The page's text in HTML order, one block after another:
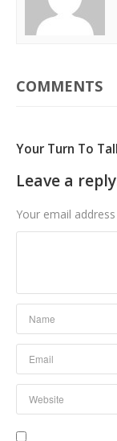
COMMENTS
Your Turn To
Leave a
Your email